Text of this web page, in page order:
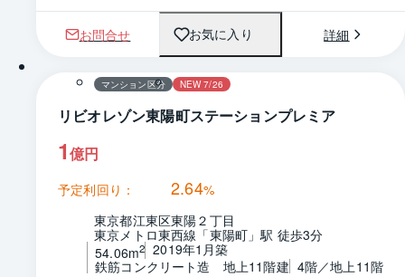
お問合せ お気に入り 詳細
1 / 0 間取り
マンション区分 NEW 7/26
リビオレゾン東陽町ステーションプレミア
1億円
予定利回り： 2.64%
東京都江東区東陽２丁目
東京メトロ東西線「東陽町」駅 徒歩3分
54.06m2 2019年1月築
鉄筋コンクリート造　地上11階建 4階／地上11階